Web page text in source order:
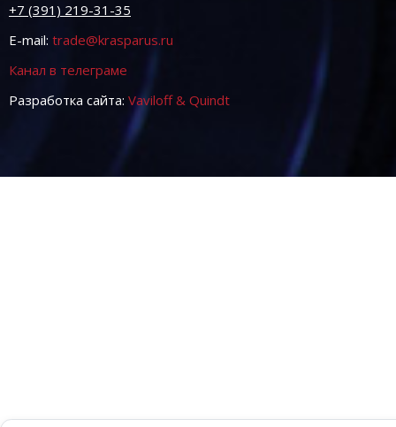
+7 (391) 219-31-35
E-mail: trade@krasparus.ru
Канал в телеграме
Разработка сайта: Vaviloff & Quindt